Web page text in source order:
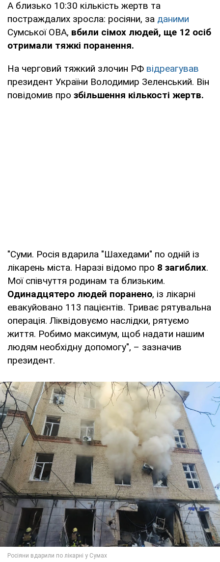
А близько 10:30 кількість жертв та
постраждалих зросла: росіяни, за даними
Сумської ОВА, вбили сімох людей, ще 12 осіб
отримали тяжкі поранення.
На черговий тяжкий злочин РФ відреагував
президент України Володимир Зеленський. Він
повідомив про збільшення кількості жертв.
"Суми. Росія вдарила "Шахедами" по одній із
лікарень міста. Наразі відомо про 8 загиблих.
Мої співчуття родинам та близьким.
Одинадцятеро людей поранено, із лікарні
евакуйовано 113 пацієнтів. Триває рятувальна
операція. Ліквідовуємо наслідки, рятуємо
життя. Робимо максимум, щоб надати нашим
людям необхідну допомогу", – зазначив
президент.